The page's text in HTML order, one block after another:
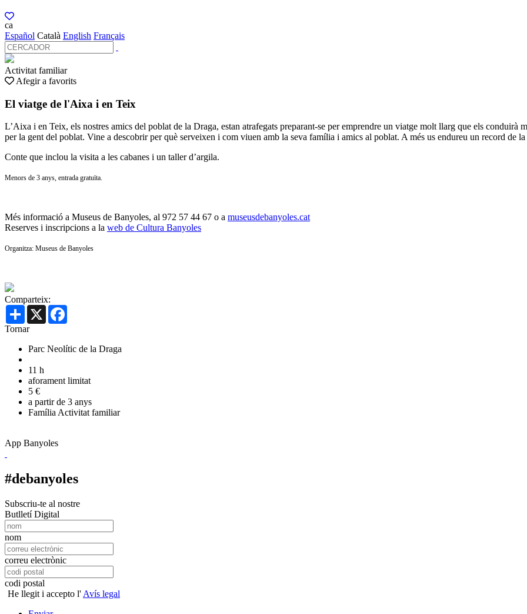
ca
Español Català English Français
Activitat familiar
Afegir a favorits
El viatge de l'Aixa i en Teix
L’Aixa i en Teix, els nostres amics del poblat de la Draga, estan atrafegats preparant-se per emprendre un viatge molt llarg que els conduirà
per la gent del poblat. Vine a descobrir per què serveixen i com viuen amb la seva família i amics al poblat. A més us endureu un record de
Conte que inclou la visita a les cabanes i un taller d’argila.
Menors de 3 anys, entrada gratuïta.
Més informació a Museus de Banyoles, al 972 57 44 67 o a museusdebanyoles.cat
Reserves i inscripcions a la web de Cultura Banyoles
Organitza: Museus de Banyoles
Comparteix:
Share X
Tornar
Parc Neolític de la Draga
11 h
aforament limitat
5 €
a partir de 3 anys
FamíliaActivitat familiar
App Banyoles
#debanyoles
Subscriu-te al nostre
Butlletí Digital
nom
correu electrònic
codi postal
He llegit i accepto l' Avís legal